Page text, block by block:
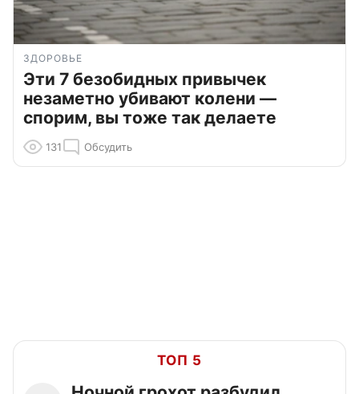
ЗДОРОВЬЕ
Эти 7 безобидных привычек
незаметно убивают колени —
спорим, вы тоже так делаете
131 Обсудить
ТОП 5